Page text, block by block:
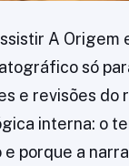
A
só
e revisões
interna: o
porque a